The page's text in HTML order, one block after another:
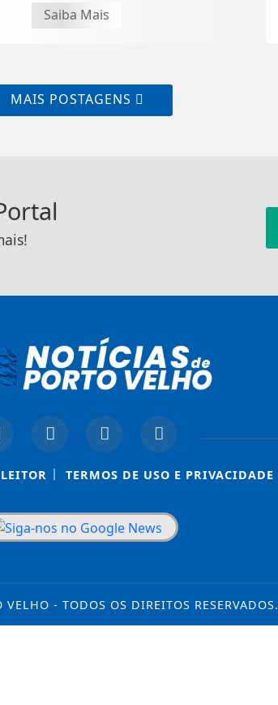
Saiba Mais
MAIS POSTAGENS
| TERMOS DE USO E PRIVACIDADE
- TODOS OS DIREITOS RESERVADOS.